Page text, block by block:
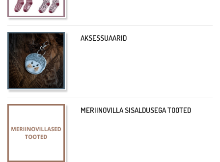
AKSESSUAARID
MERIINOVILLA SISALDUSEGA TOOTED